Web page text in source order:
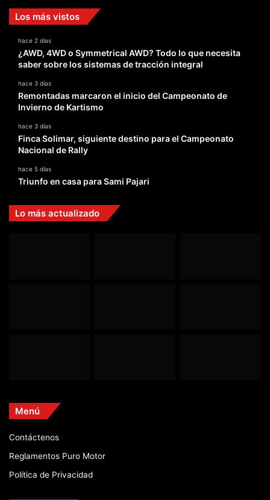
Los más vistos
hace 2 días
¿AWD, 4WD o Symmetrical AWD? Todo lo que necesita
saber sobre los sistemas de tracción integral
hace 3 días
Remontadas marcaron el inicio del Campeonato de
Invierno de Kartismo
hace 3 días
Finca Solimar, siguiente destino para el Campeonato
Nacional de Rally
hace 5 días
Triunfo en casa para Sami Pajari
Lo más actualizado
Menú
Contáctenos
Reglamentos Puro Motor
Política de Privacidad